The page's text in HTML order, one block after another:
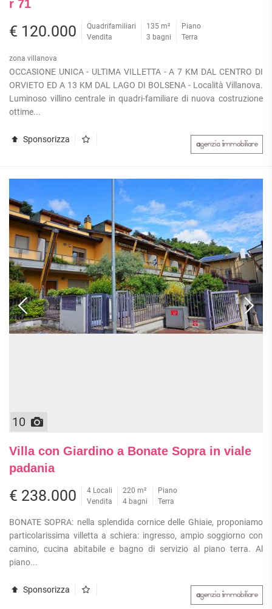
r 71
€ 120.000
Quadrifamiliari
Vendita
135 m²
3 bagni
Piano
Terra
zona villanova
OCCASIONE UNICA - ULTIMA VILLETTA - A 7 KM DAL CENTRO DI
ORVIETO ED A 13 KM DAL LAGO DI BOLSENA - Località Villanova.
Luminoso villino centrale in quadri-familiare di nuova costruzione
ottime...
Sponsorizza
10
Villa con Giardino a Bonate Sopra in viale
padania
€ 238.000
4 Locali
Vendita
220 m²
4 bagni
Piano
Terra
BONATE SOPRA: nella splendida cornice delle Ghiaie, proponiamo
particolarissima villetta a schiera: ingresso, ampio soggiorno con
camino, cucina abitabile e bagno di servizio al piano terra. Al
piano...
Sponsorizza